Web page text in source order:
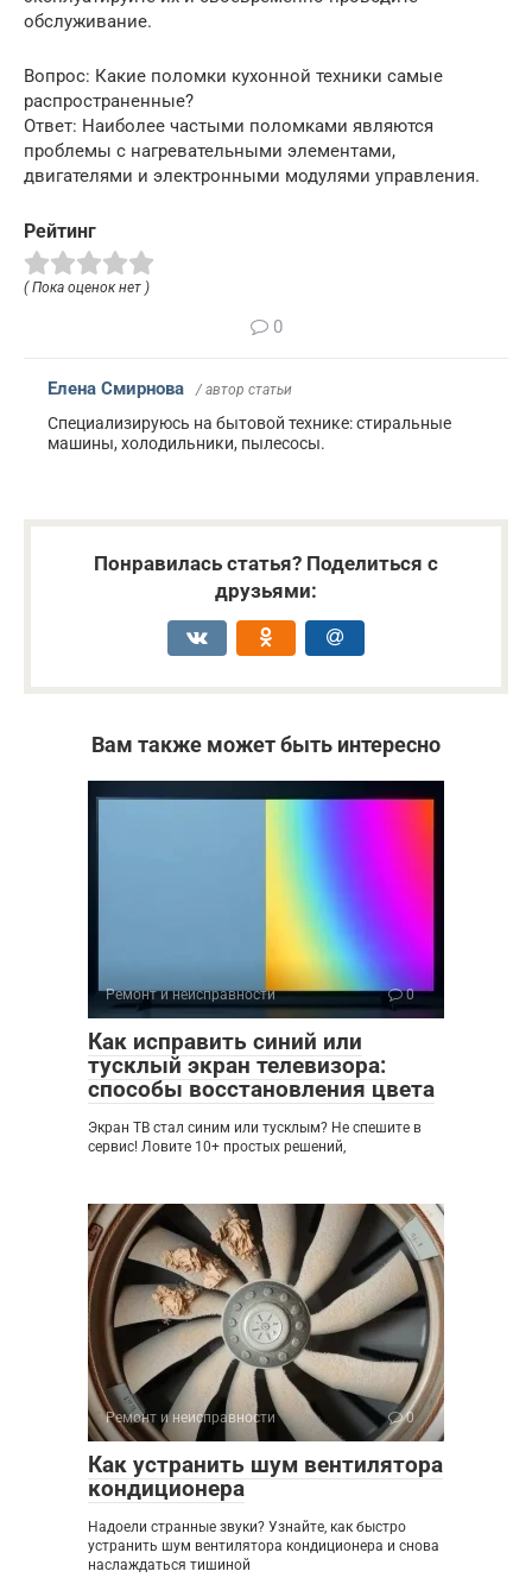
обслуживание.
Вопрос: Какие поломки кухонной техники самые
распространенные?
Ответ: Наиболее частыми поломками являются
проблемы с нагревательными элементами,
двигателями и электронными модулями управления.
Рейтинг
( Пока оценок нет )
0
Елена Смирнова / автор статьи
Специализируюсь на бытовой технике: стиральные
машины, холодильники, пылесосы.
Понравилась статья? Поделиться с
друзьями:
Вам также может быть интересно
Ремонт и неисправности 0
Как исправить синий или
тусклый экран телевизора:
способы восстановления цвета
Экран ТВ стал синим или тусклым? Не спешите в
сервис! Ловите 10+ простых решений,
Ремонт и неисправности 0
Как устранить шум вентилятора
кондиционера
Надоели странные звуки? Узнайте, как быстро
устранить шум вентилятора кондиционера и снова
наслаждаться тишиной